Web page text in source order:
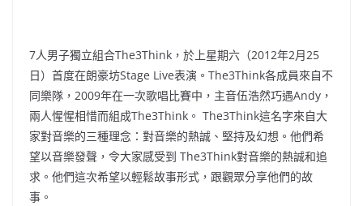
7人男子獨立組合The3Think，於上星期六（2012年2月25
日）首度在朗豪坊Stage Live表演。The3Think各成員來自不
同樂隊，2009年在一次歌唱比賽中，主音伍浩然巧遇Andy，
兩人惺惺相惜而組成The3Think。 The3Think這名字來自大
家對音樂的三種理念：對音樂的熱誠、堅持及幻想。他們希
望以音樂發聲，令大家感受到 The3Think對音樂的熱誠和追
求。他們這次希望以輕鬆故事形式，跟觀眾分享他們的故
事。